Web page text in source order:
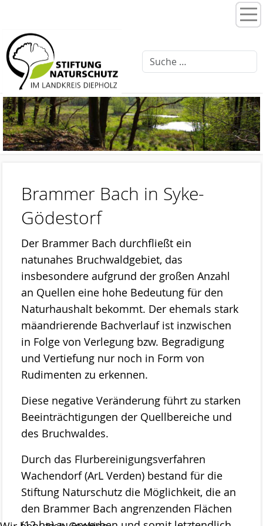
Home
Stiftungsprogramme
Moorentwicklung 3.0
Schlattprogramm
Fließgewässerrenaturierung
Ellernbäke
Brammer Bach
Feuchtwiesenpflege
Artenschutz
Stemweder Berg
Obstwiese „Auf den Bröken“
Sortenliste/Pflanzplan
Entwicklung von Obstwiesen in NW-
Deutschland
Schulexkursionen
Projektdokumentation
Wildblumenprogramm
Veröffentlichungen
Naturschätze im Landkreis Diepholz
Brammer Bach in Syke-
Gödestorf
Der Brammer Bach durchfließt ein
natunahes Bruchwaldgebiet, das
insbesondere aufgrund der großen Anzahl
an Quellen eine hohe Bedeutung für den
Naturhaushalt bekommt. Der ehemals stark
mäandrierende Bachverlauf ist inzwischen
in Folge von Verlegung bzw. Begradigung
und Vertiefung nur noch in Form von
Rudimenten zu erkennen.
Diese negative Veränderung führt zu starken
Beeinträchtigungen der Quellbereiche und
des Bruchwaldes.
Durch das Flurbereinigungsverfahren
Wachendorf (ArL Verden) bestand für die
Stiftung Naturschutz die Möglichkeit, die an
den Brammer Bach angrenzenden Flächen